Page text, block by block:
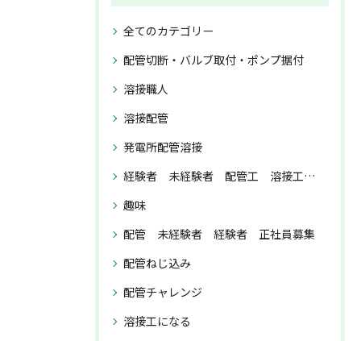
全てのカテゴリー
配管切断・バルブ取付・ポンプ据付
溶接職人
溶接配管
発電所配管溶接
経験者 未経験者 配管工 溶接工 正社員募集
趣味
配管 未経験者 経験者 正社員募集
配管ねじ込み
配管チャレンジ
溶接工になる